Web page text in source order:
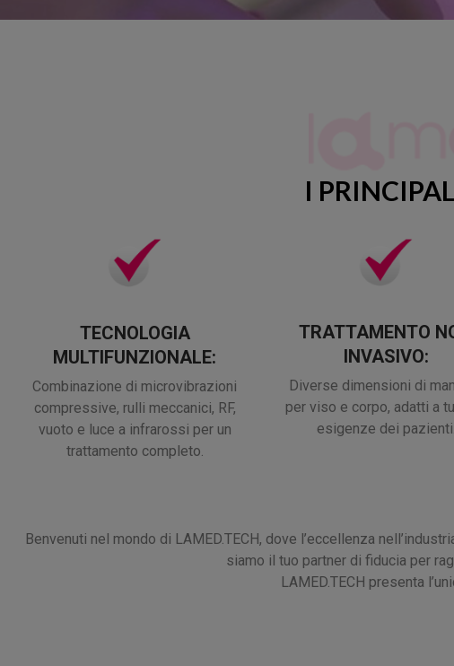
I
TECNOLOGIA
MULTIFUNZIONALE:
Combinazione di microvibrazioni
compressive, rulli meccanici, RF,
vuoto e luce a infrarossi per un
trattamento completo.
TRATTAMENTO
INVASIVO:
Diverse dimensioni di
per viso e corpo, adatti a
esigenze dei pazienti.
Benvenuti nel mondo di LAMED.TECH, dove l’eccellenza
siamo il tuo partner di fiducia per
LAMED.TECH presenta